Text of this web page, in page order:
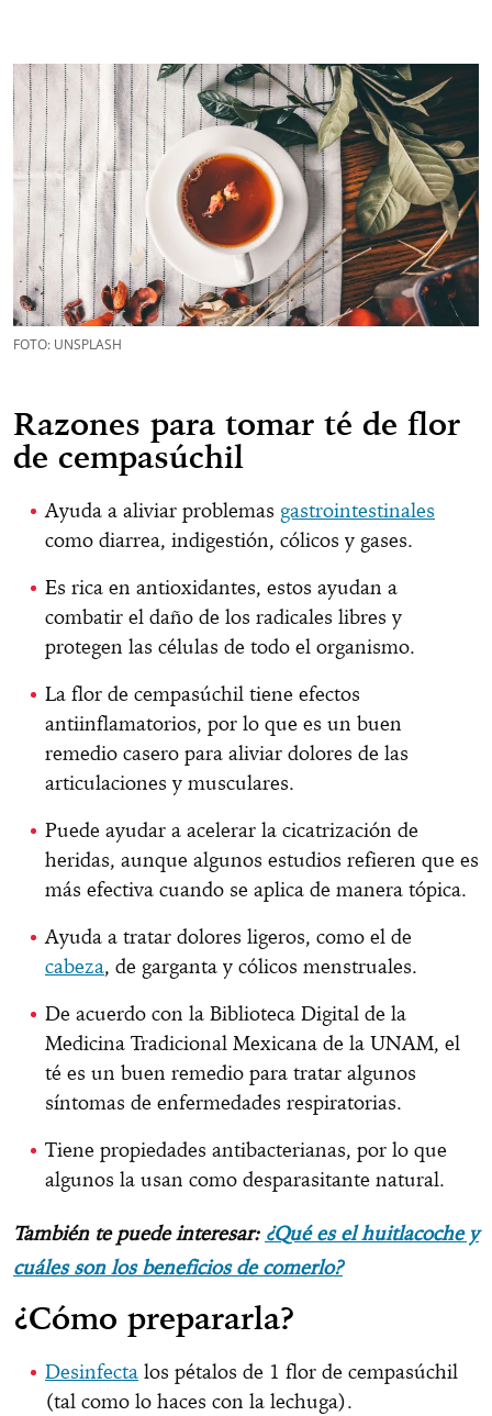
FOTO: UNSPLASH
Razones para tomar té de flor
de cempasúchil
Ayuda a aliviar problemas gastrointestinales
como diarrea, indigestión, cólicos y gases.
Es rica en antioxidantes, estos ayudan a
combatir el daño de los radicales libres y
protegen las células de todo el organismo.
La flor de cempasúchil tiene efectos
antiinflamatorios, por lo que es un buen
remedio casero para aliviar dolores de las
articulaciones y musculares.
Puede ayudar a acelerar la cicatrización de
heridas, aunque algunos estudios refieren que es
más efectiva cuando se aplica de manera tópica.
Ayuda a tratar dolores ligeros, como el de
cabeza, de garganta y cólicos menstruales.
De acuerdo con la Biblioteca Digital de la
Medicina Tradicional Mexicana de la UNAM, el
té es un buen remedio para tratar algunos
síntomas de enfermedades respiratorias.
Tiene propiedades antibacterianas, por lo que
algunos la usan como desparasitante natural.
También te puede interesar: ¿Qué es el huitlacoche y
cuáles son los beneficios de comerlo?
¿Cómo prepararla?
Desinfecta los pétalos de 1 flor de cempasúchil
(tal como lo haces con la lechuga).